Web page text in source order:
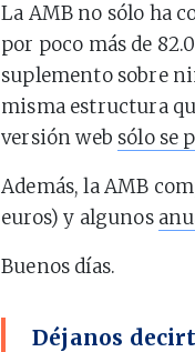
La AMB no sólo ha
por poco más de
suplemento sobre
misma estructura
versión web sólo se
Además, la AMB
euros) y algunos
Buenos días.
Déjanos